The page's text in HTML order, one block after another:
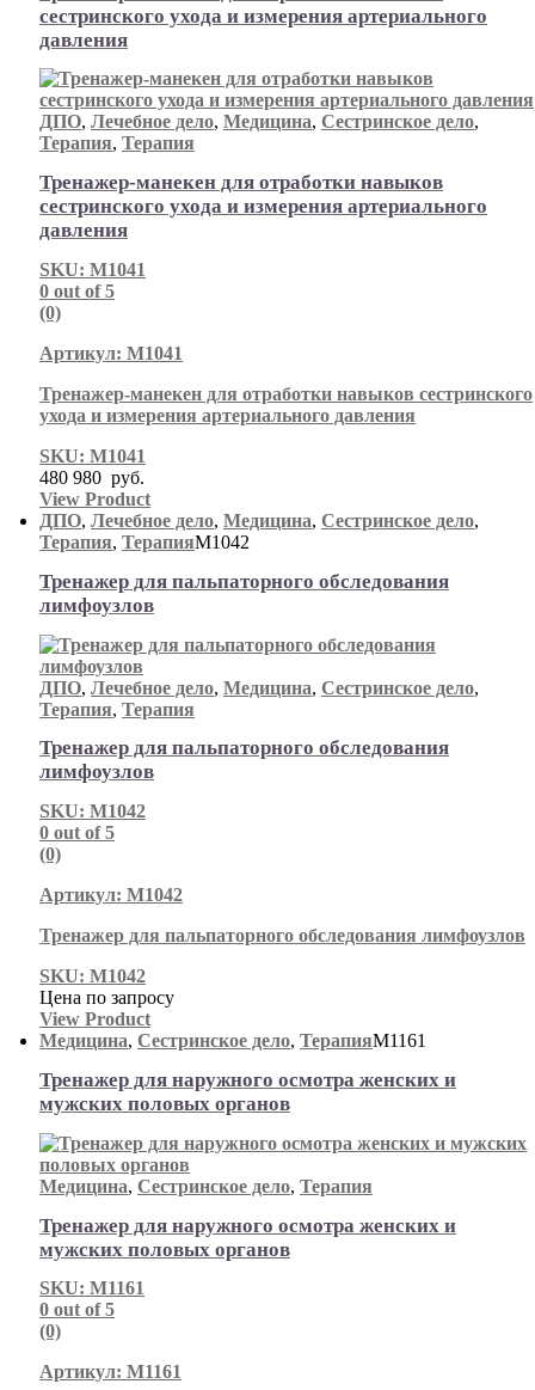
сестринского ухода и измерения артериального
давления
ДПО, Лечебное дело, Медицина, Сестринское дело,
Терапия, Терапия
Тренажер-манекен для отработки навыков
сестринского ухода и измерения артериального
давления
SKU: М1041
0 out of 5
(0)
Артикул: М1041
Тренажер-манекен для отработки навыков сестринского
ухода и измерения артериального давления
SKU: М1041
480 980 руб.
View Product
ДПО, Лечебное дело, Медицина, Сестринское дело,
Терапия, ТерапияМ1042
Тренажер для пальпаторного обследования
лимфоузлов
ДПО, Лечебное дело, Медицина, Сестринское дело,
Терапия, Терапия
Тренажер для пальпаторного обследования
лимфоузлов
SKU: М1042
0 out of 5
(0)
Артикул: М1042
Тренажер для пальпаторного обследования лимфоузлов
SKU: М1042
Цена по запросу
View Product
Медицина, Сестринское дело, ТерапияМ1161
Тренажер для наружного осмотра женских и
мужских половых органов
Медицина, Сестринское дело, Терапия
Тренажер для наружного осмотра женских и
мужских половых органов
SKU: М1161
0 out of 5
(0)
Артикул: М1161